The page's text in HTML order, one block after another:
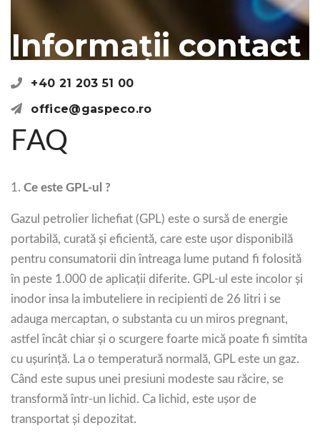
Informații contact
+40 21 203 51 00
office@gaspeco.ro
FAQ
1. Ce este GPL-ul ?
Gazul petrolier lichefiat (GPL) este o sursă de energie
portabilă, curată și eficientă, care este ușor disponibilă
pentru consumatorii din întreaga lume putand fi folosită
în peste 1.000 de aplicații diferite. GPL-ul este incolor și
inodor insa la imbuteliere in recipienti de 26 litri i se
adauga mercaptan, o substanta cu un miros pregnant,
astfel încât chiar și o scurgere foarte mică poate fi simtita
cu ușurință. La o temperatură normală, GPL este un gaz.
Când este supus unei presiuni modeste sau răcire, se
transformă într-un lichid. Ca lichid, este ușor de
transportat și depozitat.